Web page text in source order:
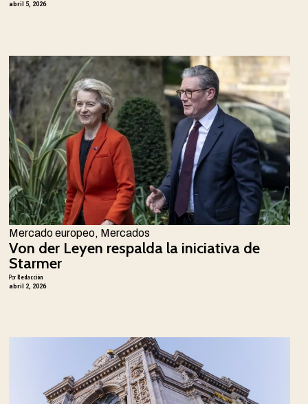
abril 5, 2026
Mercado europeo, Mercados
Von der Leyen respalda la iniciativa de
Starmer
PorRedacción
abril 2, 2026